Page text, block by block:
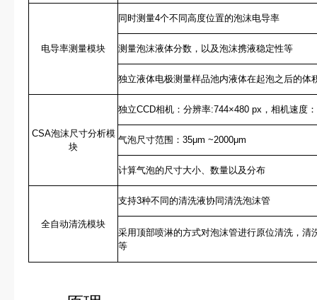
电导率测量模块
同时测量4个不同高度位置的泡沫电导率
测量泡沫液体分数，以及泡沫携液稳定性等
独立液体电极测量样品池内液体在起泡之后的体
CSA泡沫尺寸分析模
块
独立CCD相机：分辨率:744×480 px，相机速度
气泡尺寸范围：35μm ~2000μm
计算气泡的尺寸大小、数量以及分布
全自动清洗模块
支持3种不同的清洗液协同清洗泡沫管
采用顶部喷淋的方式对泡沫管进行原位清洗，
等